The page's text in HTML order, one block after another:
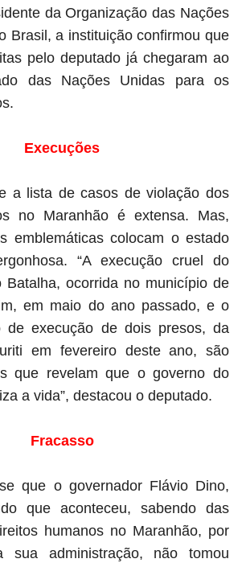
da Organização das Nações
Brasil, a instituição confirmou que
pelo deputado já chegaram ao
das Nações Unidas para os
Execuções
a lista de casos de violação dos
no Maranhão é extensa. Mas,
emblemáticas colocam o estado
“A execução cruel do
Batalha, ocorrida no município de
em maio do ano passado, e o
de execução de dois presos, da
em fevereiro deste ano, são
que revelam que o governo do
a vida”, destacou o deputado.
Fracasso
que o governador Flávio Dino,
que aconteceu, sabendo das
humanos no Maranhão, por
sua administração, não tomou